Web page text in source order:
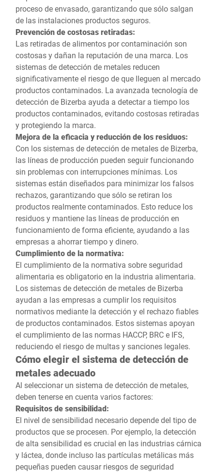
proceso de envasado, garantizando que sólo salgan
de las instalaciones productos seguros.
Prevención de costosas retiradas:
Las retiradas de alimentos por contaminación son
costosas y dañan la reputación de una marca. Los
sistemas de detección de metales reducen
significativamente el riesgo de que lleguen al mercado
productos contaminados. La avanzada tecnología de
detección de Bizerba ayuda a detectar a tiempo los
productos contaminados, evitando costosas retiradas
y protegiendo la marca.
Mejora de la eficacia y reducción de los residuos:
Con los sistemas de detección de metales de Bizerba,
las líneas de producción pueden seguir funcionando
sin problemas con interrupciones mínimas. Los
sistemas están diseñados para minimizar los falsos
rechazos, garantizando que sólo se retiran los
productos realmente contaminados. Esto reduce los
residuos y mantiene las líneas de producción en
funcionamiento de forma eficiente, ayudando a las
empresas a ahorrar tiempo y dinero.
Cumplimiento de la normativa:
El cumplimiento de la normativa sobre seguridad
alimentaria es obligatorio en la industria alimentaria.
Los sistemas de detección de metales de Bizerba
ayudan a las empresas a cumplir los requisitos
normativos mediante la detección y el rechazo fiables
de productos contaminados. Estos sistemas apoyan
el cumplimiento de las normas HACCP, BRC e IFS,
reduciendo el riesgo de multas y sanciones legales.
Cómo elegir el sistema de detección de
metales adecuado
Al seleccionar un sistema de detección de metales,
deben tenerse en cuenta varios factores:
Requisitos de sensibilidad:
El nivel de sensibilidad necesario depende del tipo de
productos que se procesen. Por ejemplo, la detección
de alta sensibilidad es crucial en las industrias cárnica
y láctea, donde incluso las partículas metálicas más
pequeñas pueden causar riesgos de seguridad